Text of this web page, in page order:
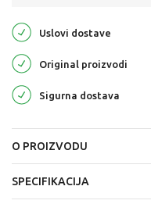
Uslovi dostave
Original proizvodi
Sigurna dostava
O PROIZVODU
SPECIFIKACIJA